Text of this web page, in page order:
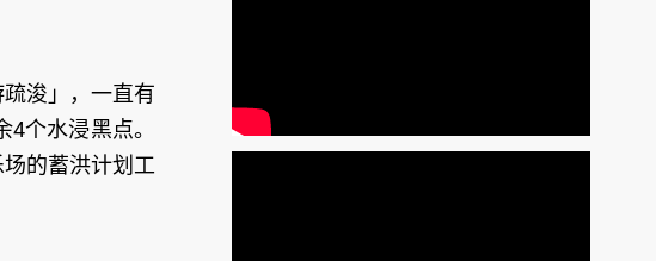
浚」，一直有
个水浸黑点。
的蓄洪计划工